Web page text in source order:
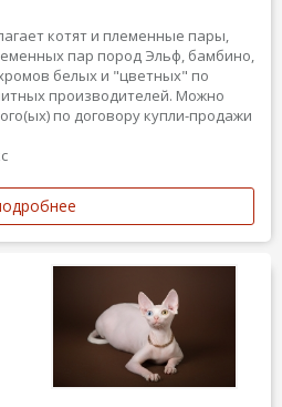
котят и племенные пары,
пар пород Эльф, бамбино,
белых и "цветных" по
производителей. Можно
по договору купли-продажи